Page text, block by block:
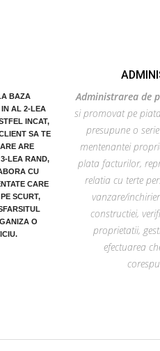
BAZA
IN AL 2-LEA
INCAT,
SA TE
ARE
LEA RAND,
CU
CARE
PE SCURT,
O
Administrarea de
si promovat pe
presupune o
mentenantei
plata facturilor,
relatia cu terte
vanzare/
constructiei,
proprietatii,
efectuarea